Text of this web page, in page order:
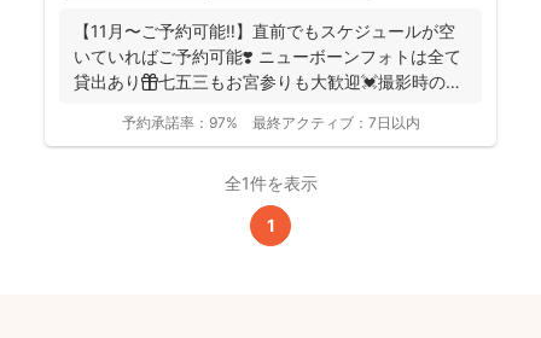
【11月〜ご予約可能‼︎】直前でもスケジュールが空
いていればご予約可能❣️ ニューボーンフォトは全て
貸出あり🎁七五三もお宮参りも大歓迎💓撮影時のみ
予約承諾率： 97% 最終アクティブ： 7日以内
全1件を表示
1